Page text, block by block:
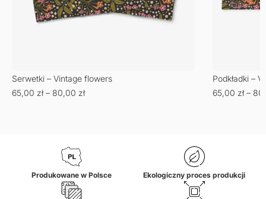
Serwetki – Vintage flowers
65,00 zł – 80,00 zł
Podkładki –
65,00 zł –
Produkowane w Polsce Ekologiczny proces produkcji